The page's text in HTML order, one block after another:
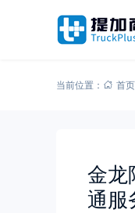
当前位置： 首页
金龙
通服